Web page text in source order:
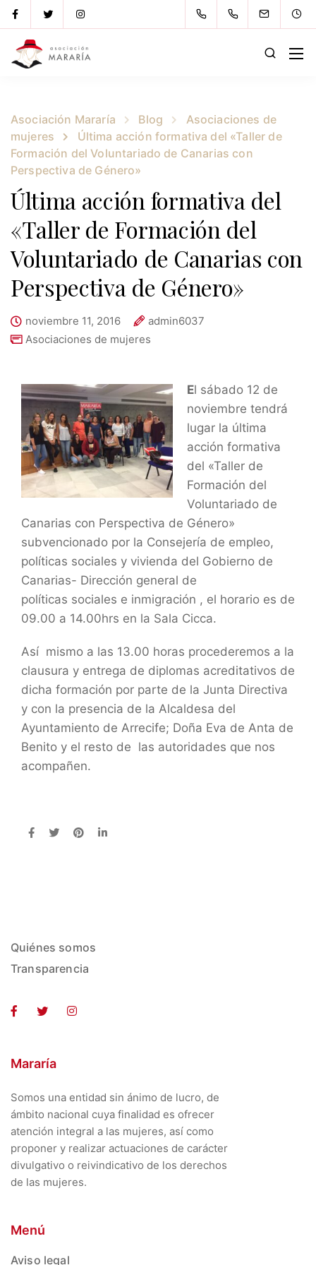
Asociación Mararía Blog
Asociaciones de
mujeres
Última acción formativa del «Taller de
Formación del Voluntariado de Canarias con
Perspectiva de Género»
Última acción formativa del
«Taller de Formación del
Voluntariado de Canarias con
Perspectiva de Género»
noviembre 11, 2016
admin6037
Asociaciones de mujeres
El sábado 12 de
noviembre tendrá
lugar la última
acción formativa
del «Taller de
Formación del
Voluntariado de
Canarias con Perspectiva de Género»
subvencionado por la Consejería de empleo,
políticas sociales y vivienda del Gobierno de
Canarias- Dirección general de
políticas sociales e inmigración , el horario es de
09.00 a 14.00hrs en la Sala Cicca.
Así mismo a las 13.00 horas procederemos a la
clausura y entrega de diplomas acreditativos de
dicha formación por parte de la Junta Directiva
y con la presencia de la Alcaldesa del
Ayuntamiento de Arrecife; Doña Eva de Anta de
Benito y el resto de las autoridades que nos
acompañen.
Quiénes somos
Transparencia
Mararía
Somos una entidad sin ánimo de lucro, de
ámbito nacional cuya finalidad es ofrecer
atención integral a las mujeres, así como
proponer y realizar actuaciones de carácter
divulgativo o reivindicativo de los derechos
de las mujeres.
Menú
Aviso legal